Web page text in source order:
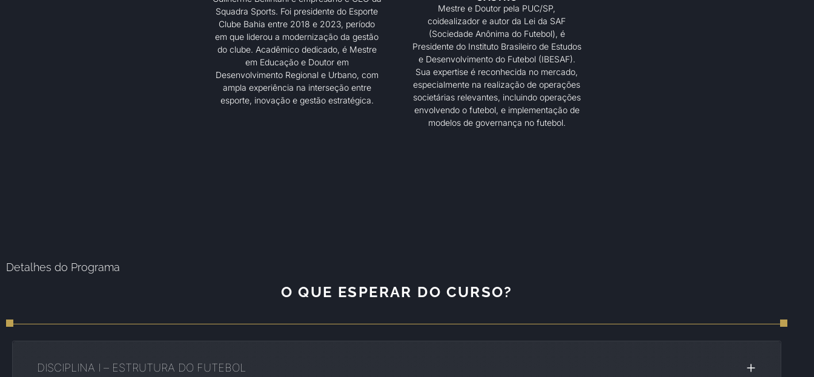
Squadra Sports. Foi presidente do Esporte
Clube Bahia entre 2018 e 2023, período
em que liderou a modernização da gestão
do clube. Acadêmico dedicado, é Mestre
em Educação e Doutor em
Desenvolvimento Regional e Urbano, com
ampla experiência na interseção entre
esporte, inovação e gestão estratégica.
Mestre e Doutor pela PUC/SP,
coidealizador e autor da Lei da SAF
(Sociedade Anônima do Futebol), é
Presidente do Instituto Brasileiro de Estudos
e Desenvolvimento do Futebol (IBESAF).
Sua expertise é reconhecida no mercado,
especialmente na realização de operações
societárias relevantes, incluindo operações
envolvendo o futebol, e implementação de
modelos de governança no futebol.
Detalhes do Programa
O QUE ESPERAR DO CURSO?
DISCIPLINA I – ESTRUTURA DO FUTEBOL